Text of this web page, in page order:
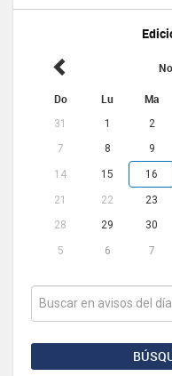
Do Lu Ma
31 1 2
7
8 9
14 15 16
21 22 23
28
29 30
5 6 7